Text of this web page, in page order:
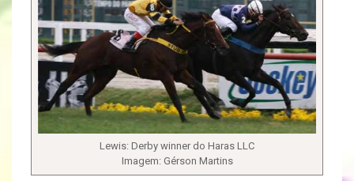
Lewis: Derby winner do Haras LLC
Imagem: Gérson Martins